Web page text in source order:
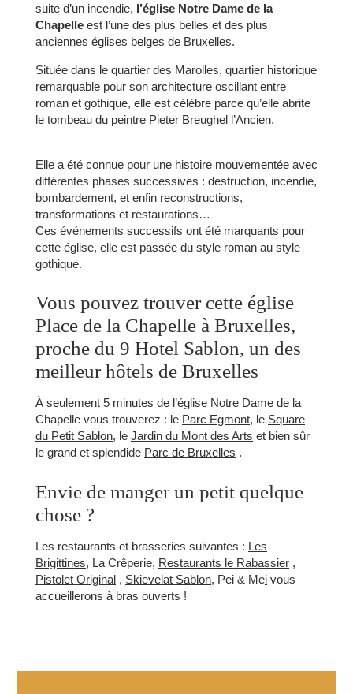
suite d’un incendie, l’église Notre Dame de la
Chapelle est l’une des plus belles et des plus
anciennes églises belges de Bruxelles.
Située dans le quartier des Marolles, quartier historique
remarquable pour son architecture oscillant entre
roman et gothique, elle est célèbre parce qu’elle abrite
le tombeau du peintre Pieter Breughel l’Ancien.
Elle a été connue pour une histoire mouvementée avec
différentes phases successives : destruction, incendie,
bombardement, et enfin reconstructions,
transformations et restaurations…
Ces événements successifs ont été marquants pour
cette église, elle est passée du style roman au style
gothique.
Vous pouvez trouver cette église
Place de la Chapelle à Bruxelles,
proche du 9 Hotel Sablon, un des
meilleur hôtels de Bruxelles
À seulement 5 minutes de l’église Notre Dame de la
Chapelle vous trouverez : le Parc Egmont, le Square
du Petit Sablon, le Jardin du Mont des Arts et bien sûr
le grand et splendide Parc de Bruxelles .
Envie de manger un petit quelque
chose ?
Les restaurants et brasseries suivantes : Les
Brigittines, La Crêperie, Restaurants le Rabassier ,
Pistolet Original , Skievelat Sablon, Pei & Mei vous
accueillerons à bras ouverts !
CHAMBRES
SERVICES
GALERIE
OFFRES
GROUPES & BUSINESS
NOS ENGAGEMENTS